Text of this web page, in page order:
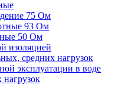
75 Ом
93 Ом
50 Ом
изоляцией
средних нагрузок
эксплуатации в воде